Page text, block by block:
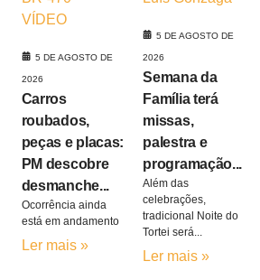
5 DE AGOSTO DE
2026
Carros
roubados,
peças e placas:
PM descobre
desmanche...
Ocorrência ainda
está em andamento
Ler mais »
5 DE AGOSTO DE
2026
Semana da
Família terá
missas,
palestra e
programação...
Além das
celebrações,
tradicional Noite do
Tortei será...
Ler mais »